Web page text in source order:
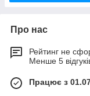
Про нас
Рейтинг не
Менше 5
Працює з